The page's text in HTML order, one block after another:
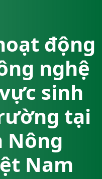
động
nghệ
sinh
tại
Nông
Nam